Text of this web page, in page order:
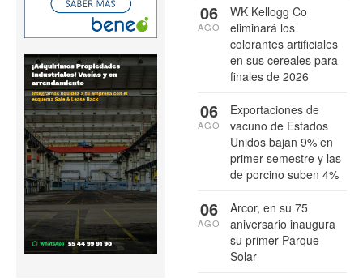
WK Kellogg Co
eliminará los
colorantes artificiales
en sus cereales para
finales de 2026
06
AGO
Exportaciones de
vacuno de Estados
Unidos bajan 9% en
primer semestre y las
de porcino suben 4%
06
AGO
Arcor, en su 75
aniversario inaugura
su primer Parque
Solar
06
AGO